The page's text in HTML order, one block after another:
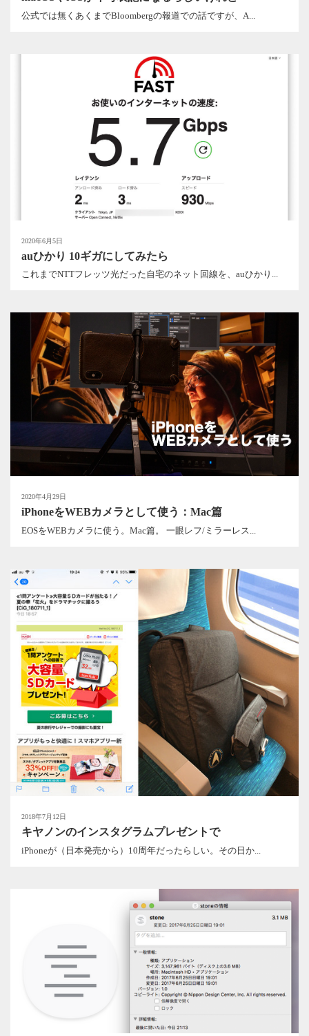
公式では無くあくまでBloombergの報道での話ですが、A...
2020年6月5日
auひかり 10ギガにしてみたら
これまでNTTフレッツ光だった自宅のネット回線を、auひかり...
2020年4月29日
iPhoneをWEBカメラとして使う：Mac篇
EOSをWEBカメラに使う。Mac篇。 一眼レフ/ミラーレス...
2018年7月12日
キヤノンのインスタグラムプレゼントで
iPhoneが（日本発売から）10周年だったらしい。その日か...